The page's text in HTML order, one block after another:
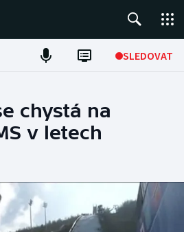
SLEDOVAT
chystá na
v letech